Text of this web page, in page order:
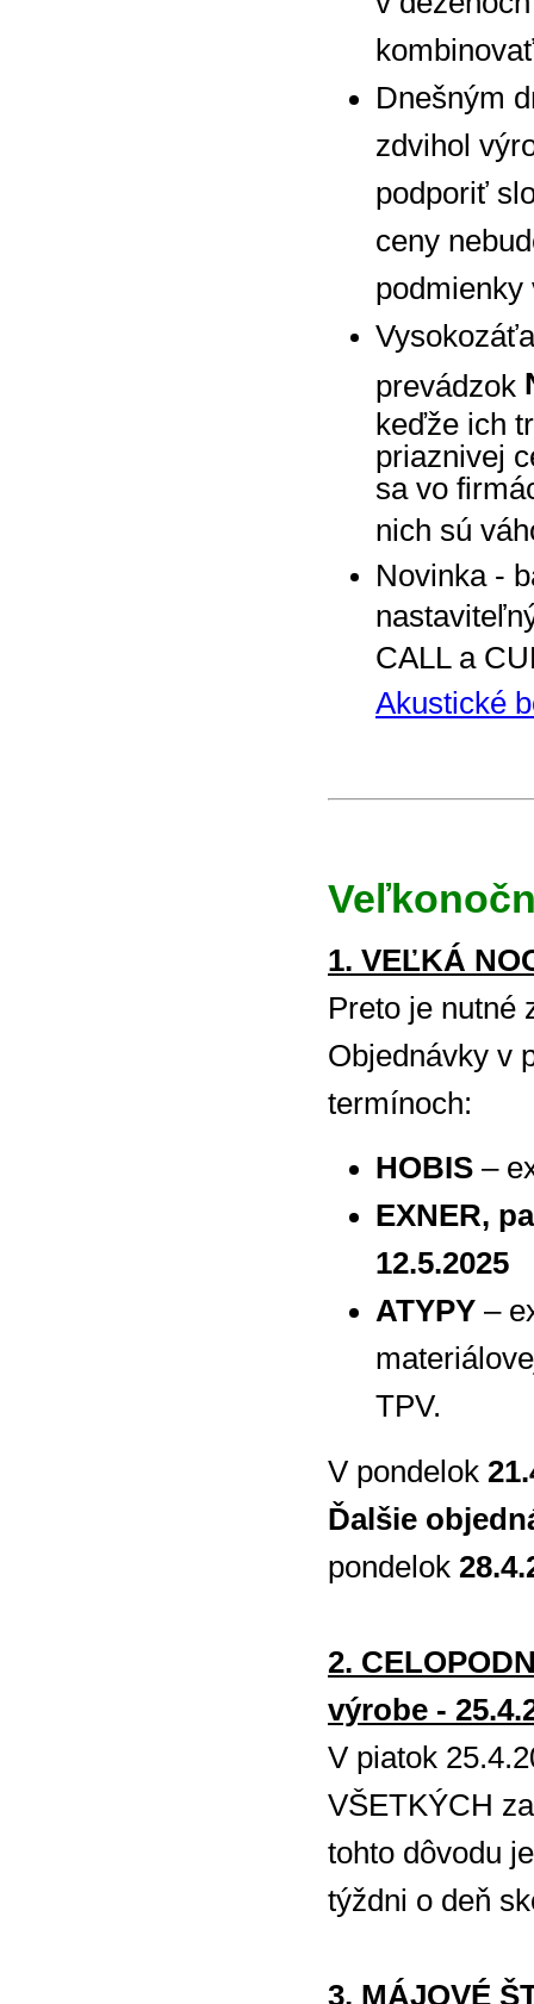
Dnešným
zdvihol
podporiť
ceny
podmienky
prevádzok
keďže ich
priaznivej
sa vo
nich sú
Novinka -
CALL a
Akustické
1. VEĽKÁ
Preto je nutné
Objednávky v
termínoch:
HOBIS –
EXNER,
12.5.2025
ATYPY –
TPV.
V pondelok
Ďalšie
pondelok
2.
výrobe -
V piatok
VŠETKÝCH
tohto dôvodu
týždni o deň
3. MÁJOVÉ